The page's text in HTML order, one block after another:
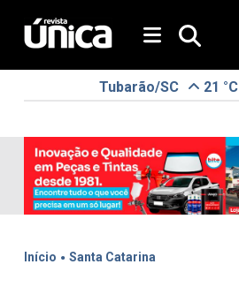
Tubarão/SC 21 °C
Início . Santa Catarina